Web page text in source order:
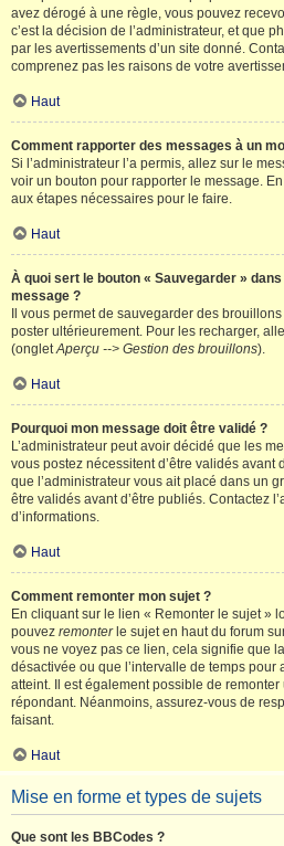
avez dérogé à une règle, vous pouvez
c’est la décision de l’administrateur, et que
par les avertissements d’un site donné.
comprenez pas les raisons de votre
Haut
Comment rapporter des messages à un
Si l’administrateur l’a permis, allez sur le
voir un bouton pour rapporter le message.
aux étapes nécessaires pour le faire.
Haut
À quoi sert le bouton « Sauvegarder »
message ?
Il vous permet de sauvegarder des
poster ultérieurement. Pour les recharger,
(ongletAperçu --> Gestion des brouillons).
Haut
Pourquoi mon message doit être validé ?
L’administrateur peut avoir décidé que les
vous postez nécessitent d’être validés avant
que l’administrateur vous ait placé dans un
être validés avant d’être publiés. Contactez
d’informations.
Haut
Comment remonter mon sujet ?
En cliquant sur le lien « Remonter le sujet »
pouvez remonterle sujet en haut du forum
vous ne voyez pas ce lien, cela signifie que
désactivée ou que l’intervalle de temps pour
atteint. Il est également possible de
répondant. Néanmoins, assurez-vous de
faisant.
Haut
Mise en forme et types de sujets
Que sont les BBCodes ?